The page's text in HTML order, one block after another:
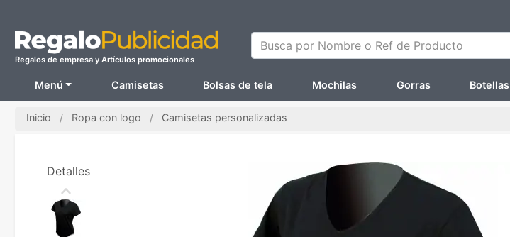
Regalos de empresa y Artículos promocionales
Busca por Nombre o Ref de Producto
Menú Camisetas Bolsas de tela Mochilas Gorras Botellas
Inicio Ropa con logo Camisetas personalizadas
Detalles